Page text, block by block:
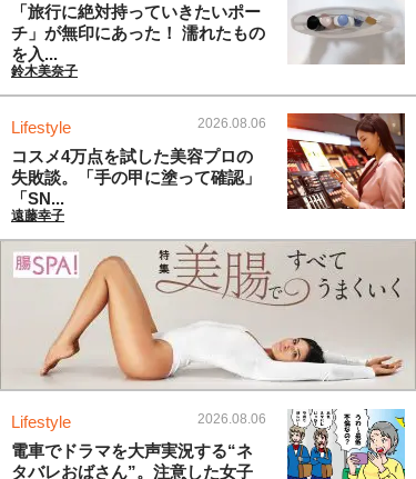
「旅行に絶対持っていきたいポー
チ」が無印にあった！ 濡れたもの
を入...
鈴木美奈子
Lifestyle 2026.08.06
コスメ4万点を試した美容プロの
失敗談。「手の甲に塗って確認」
「SN...
遠藤幸子
Lifestyle 2026.08.06
電車でドラマを大声実況する“ネ
タバレおばさん”。注意した女子